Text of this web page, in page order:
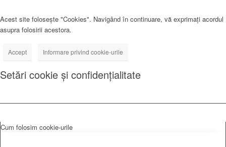
Acest site folosește "Cookies". Navigând în continuare, vă exprimați acordul
asupra folosirii acestora.
Accept Informare privind cookie-urile
Setări cookie și confidențialitate
Cum folosim cookie-urile